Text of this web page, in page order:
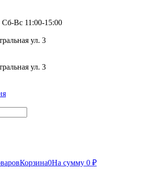
Вс 11:00-15:00
ул. 3
ул. 3
Корзина0На сумму 0 ₽